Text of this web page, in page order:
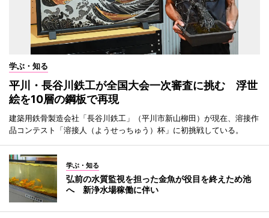
学ぶ・知る
平川・長谷川鉄工が全国大会一次審査に挑む 浮世
絵を10層の鋼板で再現
建築用鉄骨製造会社「長谷川鉄工」（平川市新山柳田）が現在、溶接作
品コンテスト「溶接人（ようせっちゅう）杯」に初挑戦している。
学ぶ・知る
弘前の水質監視を担った金魚が役目を終えため池
へ 新浄水場稼働に伴い